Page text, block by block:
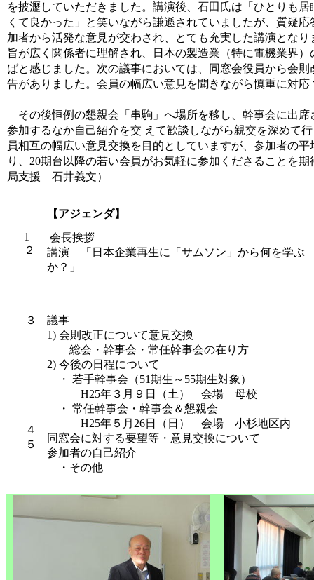
を披瀝していただきました。講演後、石田氏は「ひとりも
くて良かった」と笑いながら謙遜されていましたが、質疑
加者から活発な意見が交わされ、とても充実した講演とな
旨が広く関係者に理解され、日本の製造業（特に電機業界
ばと感じました。次の議事においては、同窓会役員から会
告がありました。会員の幅広い意見を聞きながら慎重に対応
その後恒例の懇親会「串駒」へ場所を移し、幹事会に出席
参加するなか自己紹介を交 えて歓談しながら親交を深めて
員相互の幅広い意見交換を目的としていますが、参加者の
り、20期台以降の若い会員がお気軽に参加くださることを
局支援 石井義文）
【アジェンダ】
1
２
会長挨拶
講演 「日本企業再生に「サムソン」から何を学ぶ
か？」
３
４
５
議事
1) 会則改正について意見交換
総会・幹事会・常任幹事会の在り方
2) 今後の日程について
・ 若手幹事会（51期生～55期生対象）
H25年３月９日（土） 会場 母校
・ 常任幹事会・幹事会＆懇親会
H25年５月26日（日） 会場 小杉地区内
同窓会に対する要望等・意見交換について
参加者の自己紹介
・その他